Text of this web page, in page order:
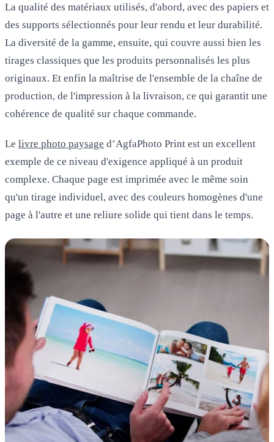
La qualité des matériaux utilisés, d'abord, avec des papiers et
des supports sélectionnés pour leur rendu et leur durabilité.
La diversité de la gamme, ensuite, qui couvre aussi bien les
tirages classiques que les produits personnalisés les plus
originaux. Et enfin la maîtrise de l'ensemble de la chaîne de
production, de l'impression à la livraison, ce qui garantit une
cohérence de qualité sur chaque commande.
Le livre photo paysage d’AgfaPhoto Print est un excellent
exemple de ce niveau d'exigence appliqué à un produit
complexe. Chaque page est imprimée avec le même soin
qu'un tirage individuel, avec des couleurs homogènes d'une
page à l'autre et une reliure solide qui tient dans le temps.